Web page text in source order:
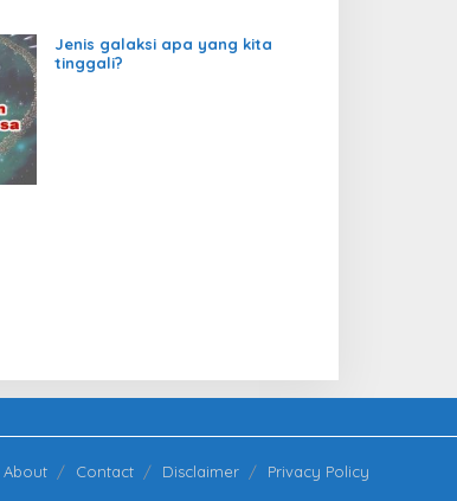
Jenis galaksi apa yang kita
tinggali?
About Contact Disclaimer Privacy Policy